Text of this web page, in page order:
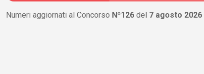
Numeri aggiornati al Concorso Nº126 del 7 agosto 2026